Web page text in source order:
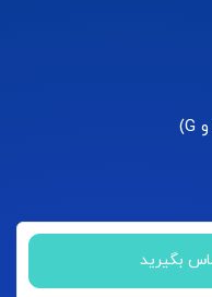
بگیرید